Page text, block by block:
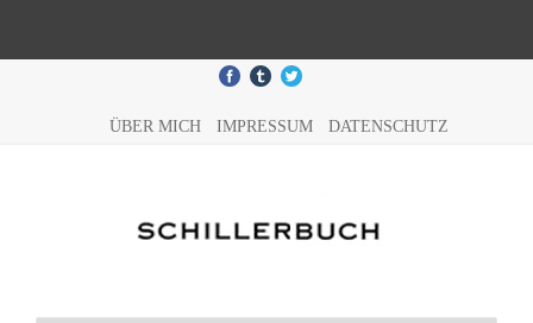
ÜBER MICH IMPRESSUM DATENSCHUTZ